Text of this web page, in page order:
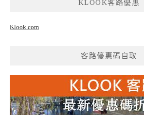
KLOOK客路優惠
Klook.com
客路優惠碼自取